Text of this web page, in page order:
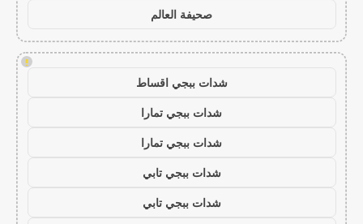
صحيفة العالم
!
شدات ببجي اقساط
شدات ببجي تمارا
شدات ببجي تمارا
شدات ببجي تابي
شدات ببجي تابي